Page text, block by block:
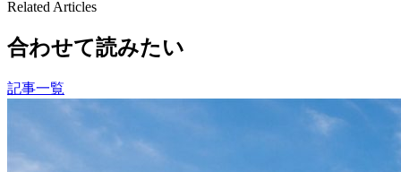
Related Articles
合わせて読みたい
記事一覧